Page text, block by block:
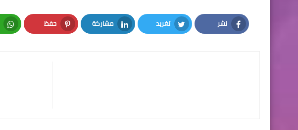
نشر
Facebook
تغريد
Twitter
مشاركة
LinkedIn
حفظ
Pinterest